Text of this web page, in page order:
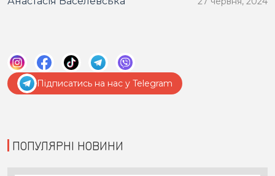
Підписатись на нас у Telegram
ПОПУЛЯРНІ НОВИНИ